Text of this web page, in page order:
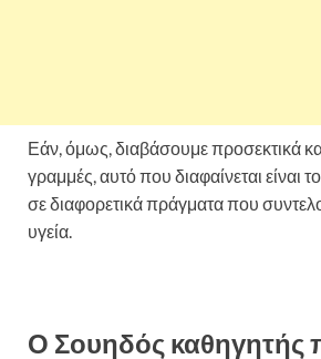
Εάν, όμως, διαβάσουμε προσεκτικά
γραμμές, αυτό που διαφαίνεται είναι
σε διαφορετικά πράγματα που
υγεία.
Ο Σουηδός καθηγητής